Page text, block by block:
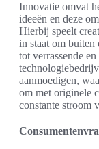
Innovatie omvat
ideeën en deze
Hierbij speelt
in staat om
tot verrassende
aanmoedigen,
om met originele
constante stroom